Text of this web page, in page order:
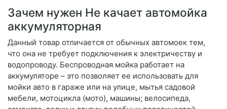
Зачем нужен Не качает автомойка
аккумуляторная
Данный товар отличается от обычных автомоек тем,
что она не требует подключения к электричеству и
водопроводу. Беспроводная мойка работает на
аккумуляторе – это позволяет ее использовать для
мойки авто в гараже или на улице, мытья садовой
мебели, мотоцикла (мото), машины; велосипеда,